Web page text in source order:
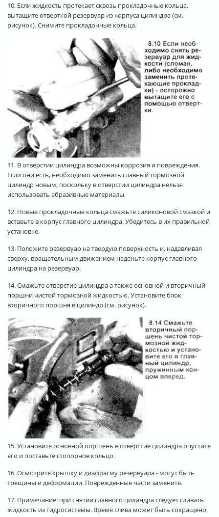
10. Если жидкость протекает сквозь прокладочные кольца,
вытащите отверткой резервуар из корпуса цилиндра (см.
рисунок). Снимите прокладочные кольца.
11. В отверстии цилиндра возможны коррозия и повреждения.
Если они есть, необходимо заменить главный тормозной
цилиндр новым, поскольку в отверстии цилиндра нельзя
использовать абразивные материалы.
12. Новые прокладочные кольца смажьте силиконовой смазкой и
вставьте в корпус главного цилиндра. Убедитесь в их правильной
установке.
13. Положите резервуар на твердую поверхность и, надавливая
сверху, вращательным движением наденьте корпус главного
цилиндра на резервуар.
14. Смажьте отверстие цилиндра а также основной и вторичный
поршни чистой тормозной жидкостью. Установите блок
вторичного поршня в цилиндр (см. рисунок).
15. Установите основной поршень в отверстие цилиндра опустите
его и поставьте стопорное кольцо.
16. Осмотрите крышку и диафрагму резервуара - могут быть
трещины и деформации. Поврежденные части замените.
17. Примечание: при снятии главного цилиндра следует сливать
жидкость из гидросистемы. Время слива может быть сокращено,